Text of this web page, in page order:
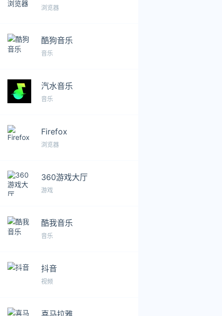
浏览器
酷狗音乐
音乐
汽水音乐
音乐
Firefox
浏览器
360游戏大厅
游戏
酷我音乐
音乐
抖音
视频
喜马拉雅